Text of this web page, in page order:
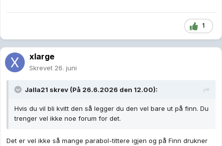
1
xlarge
Skrevet 26. juni
Jalla21 skrev (På 26.6.2026 den 12.00):
Hvis du vil bli kvitt den så legger du den vel bare ut på finn. Du
trenger vel ikke noe forum for det.
Det er vel ikke så mange parabol-tittere igjen og på Finn drukner